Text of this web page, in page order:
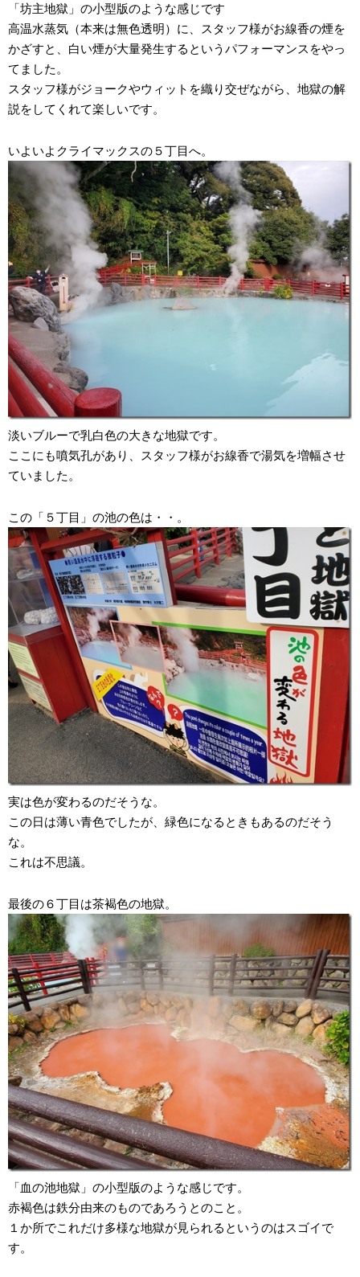
「坊主地獄」の小型版のような感じです
高温水蒸気（本来は無色透明）に、スタッフ様がお線香の煙を
かざすと、白い煙が大量発生するというパフォーマンスをやっ
てました。
スタッフ様がジョークやウィットを織り交ぜながら、地獄の解
説をしてくれて楽しいです。
いよいよクライマックスの５丁目へ。
淡いブルーで乳白色の大きな地獄です。
ここにも噴気孔があり、スタッフ様がお線香で湯気を増幅させ
ていました。
この「５丁目」の池の色は・・。
実は色が変わるのだそうな。
この日は薄い青色でしたが、緑色になるときもあるのだそう
な。
これは不思議。
最後の６丁目は茶褐色の地獄。
「血の池地獄」の小型版のような感じです。
赤褐色は鉄分由来のものであろうとのこと。
１か所でこれだけ多様な地獄が見られるというのはスゴイで
す。